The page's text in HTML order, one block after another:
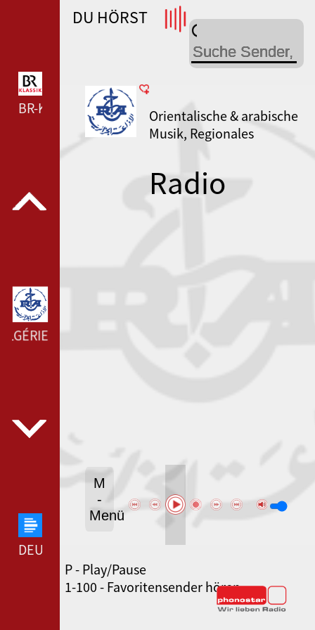
LAGHOUAT --- RADIO ALGÉRIENNE
DEUTSCHLANDFUNK --- DEUTSCHLANDFUNK ---
80ER 90ER OLDIE ANTENNE --- 80ER 90ER
WDR 4 --- WDR 4 ---
BR-KLASSIK --- BR-KLASSIK ---
DU HÖRST
Orientalische & arabische
Musik, Regionales
Radio
M
-
Menü
P - Play/Pause
1-100 - Favoritensender hören